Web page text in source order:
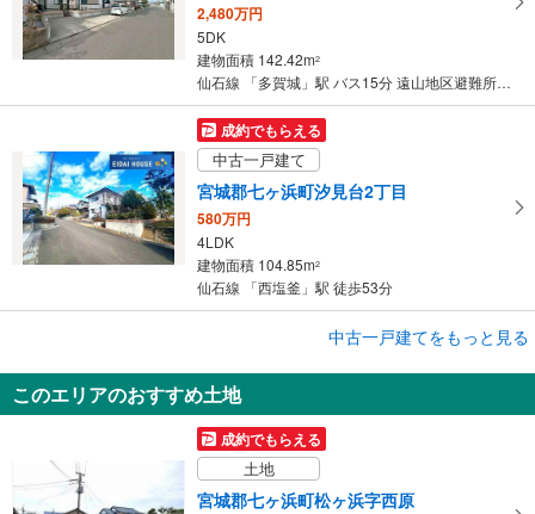
2,480万円
5DK
建物面積 142.42m2
仙石線 「多賀城」駅 バス15分 遠山地区避難所前 バス停下車 徒歩8分
成約でもらえる
中古一戸建て
宮城郡七ヶ浜町汐見台2丁目
580万円
4LDK
建物面積 104.85m2
仙石線 「西塩釜」駅 徒歩53分
宮城郡七ヶ浜町遠山1丁目
1,340万円
3DK
建物面積 65.82m
中古一戸建てをもっと見る
このエリアのおすすめ土地
成約でもらえる
土地
宮城郡七ヶ浜町松ヶ浜字西原